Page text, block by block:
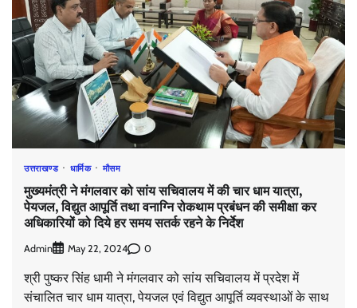
उत्तराखण्ड धार्मिक मौसम
मुख्यमंत्री ने मंगलवार को सांय सचिवालय में की चार धाम यात्रा,
पेयजल, विद्युत आपूर्ति तथा वनाग्नि रोकथाम प्रबंधन की समीक्षा कर
अधिकारियों को दिये हर समय सतर्क रहने के निर्देश
Admin May 22, 2024 0
श्री पुष्कर सिंह धामी ने मंगलवार को सांय सचिवालय में प्रदेश में
संचालित चार धाम यात्रा, पेयजल एवं विद्युत आपूर्ति व्यवस्थाओं के साथ